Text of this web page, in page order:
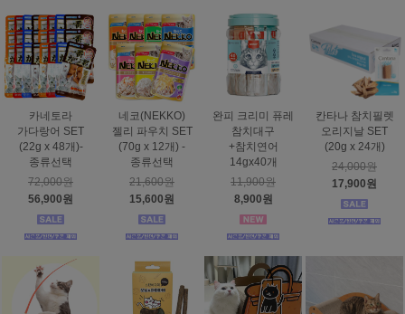
카네토라
가다랑어 SET
(22g x 48개)-
종류선택
72,000원
56,900원
네코(NEKKO)
젤리 파우치 SET
(70g x 12개) -
종류선택
21,600원
15,600원
완피 크리미 퓨레
참치대구
+참치연어
14gx40개
11,900원
8,900원
칸타나 참치필렛
오리지날 SET
(20g x 24개)
24,000원
17,900원